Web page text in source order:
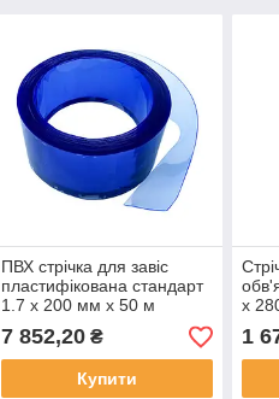
ПВХ стрічка для завіс
пластифікована стандарт
1.7 x 200 мм x 50 м
блакитно-прозорий
гладкий
7 852,20₴
Купити
x
1